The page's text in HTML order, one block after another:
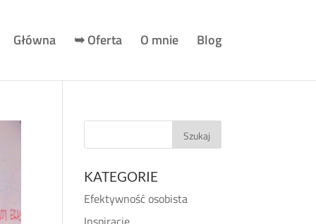
Główna ➥ Oferta O mnie Blog
KATEGORIE
Efektywność osobista